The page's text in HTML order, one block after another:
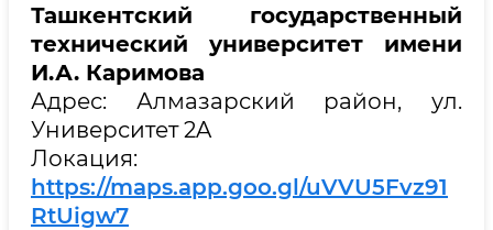
Ташкентский государственный
технический университет имени
И.А. Каримова
Адрес: Алмазарский район, ул.
Университет 2A
Локация:
https://maps.app.goo.gl/uVVU5Fvz91
RtUigw7